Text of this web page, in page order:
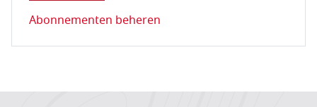
Abonnementen beheren